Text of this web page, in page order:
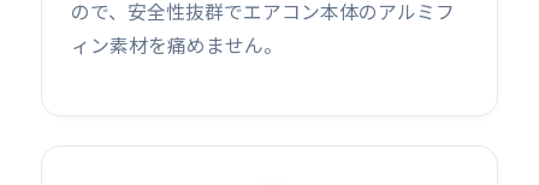
ので、安全性抜群でエアコン本体のアルミフ
ィン素材を痛めません。